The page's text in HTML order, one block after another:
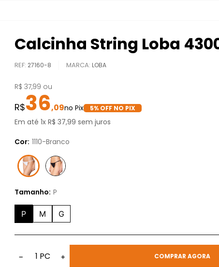
Calcinha String Loba
REF: 27160-8 LOBA
R$ 37,99 ou
36,09 5% OFF NO PIX
Em até 1x R$ 37,99 sem juros
Cor: 1110-Branco
Tamanho: P
P M G
− 1 PC + COMPRAR AGORA